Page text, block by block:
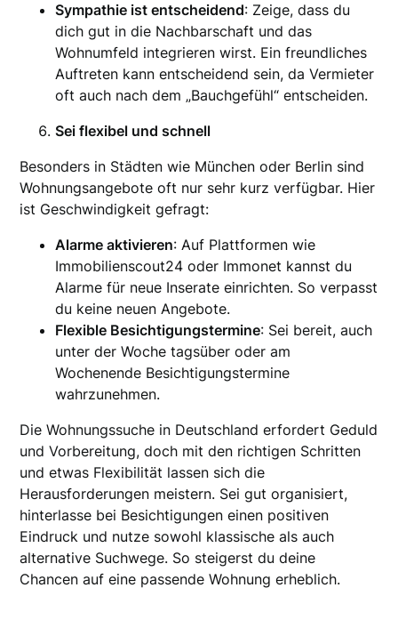
Sympathie ist entscheidend: Zeige, dass du
dich gut in die Nachbarschaft und das
Wohnumfeld integrieren wirst. Ein freundliches
Auftreten kann entscheidend sein, da Vermieter
oft auch nach dem „Bauchgefühl“ entscheiden.
Sei flexibel und schnell
Besonders in Städten wie München oder Berlin sind
Wohnungsangebote oft nur sehr kurz verfügbar. Hier
ist Geschwindigkeit gefragt:
Alarme aktivieren: Auf Plattformen wie
Immobilienscout24 oder Immonet kannst du
Alarme für neue Inserate einrichten. So verpasst
du keine neuen Angebote.
Flexible Besichtigungstermine: Sei bereit, auch
unter der Woche tagsüber oder am
Wochenende Besichtigungstermine
wahrzunehmen.
Die Wohnungssuche in Deutschland erfordert Geduld
und Vorbereitung, doch mit den richtigen Schritten
und etwas Flexibilität lassen sich die
Herausforderungen meistern. Sei gut organisiert,
hinterlasse bei Besichtigungen einen positiven
Eindruck und nutze sowohl klassische als auch
alternative Suchwege. So steigerst du deine
Chancen auf eine passende Wohnung erheblich.